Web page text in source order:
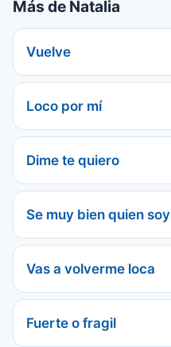
Más de Natalia
Vuelve
Loco por mí
Dime te quiero
Se muy bien quien soy
Vas a volverme loca
Fuerte o fragil